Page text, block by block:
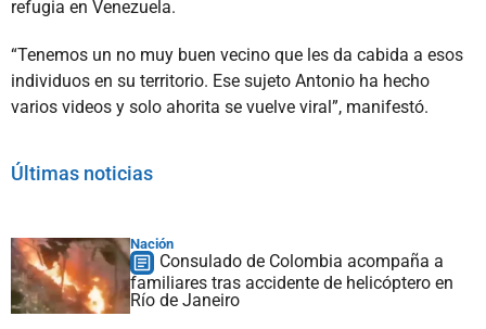
refugia en Venezuela.
“Tenemos un no muy buen vecino que les da cabida a esos
individuos en su territorio. Ese sujeto Antonio ha hecho
varios videos y solo ahorita se vuelve viral”, manifestó.
Últimas noticias
Nación
Consulado de Colombia acompaña a
familiares tras accidente de helicóptero en
Río de Janeiro